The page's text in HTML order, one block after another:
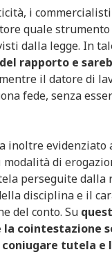
i
quale
dalla legge. In
rapporto e
mentre il datore di
fede, senza
inoltre
di
perseguite dalla
disciplina e il
del conto. Su
cointestazione
tutela e